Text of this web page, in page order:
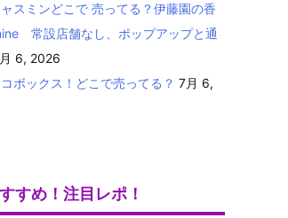
スミンどこで 売ってる？伊藤園の香
常設店舗なし、ポップアップと通
6, 2026
ボックス！どこで売ってる？ 7月 6,
すめ！注目レポ！